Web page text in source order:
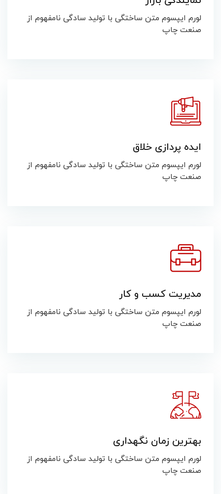
لورم ایپسوم متن ساختگی با تولید سادگی نامفهوم از
صنعت چاپ
ایده پردازی خلاق
لورم ایپسوم متن ساختگی با تولید سادگی نامفهوم از
صنعت چاپ
مدیریت کسب و کار
لورم ایپسوم متن ساختگی با تولید سادگی نامفهوم از
صنعت چاپ
بهترین زمان نگهداری
لورم ایپسوم متن ساختگی با تولید سادگی نامفهوم از
صنعت چاپ